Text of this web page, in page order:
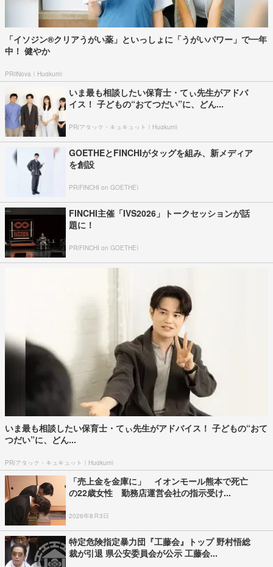
「イソジン®クリアうがい薬」といっしょに「うがいパワー」で一年
中！ 健やか
PR(iNova｜Hugkum)
いま最も相談したい保育士・てぃ先生がアドバ
イス！ 子どもの“おてつだい”に、どん...
PR(アタック・キュキュット｜Hugkum)
GOETHEとFINCHIがタッグを組み、新メディア
を創設
PR(FINCHI on GOETHE)
FINCHI主催「IVS2026」トークセッションが話
題に！
PR(FINCHI on GOETHE)
いま最も相談したい保育士・てぃ先生がアドバイス！ 子どもの“おて
つだい”に、どん...
PR(アタック・キュキュット｜Hugkum)
「売上金を金庫に」 イオンモール熊本で死亡
の22歳女性 勤務店運営会社の指示受け...
2026年8月3日
特定危険指定暴力団『工藤会』トップ 野村悟総
裁が引退 県公安委員会が公示 工藤会...